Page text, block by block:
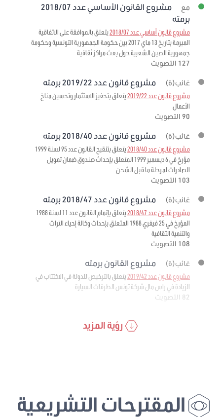
مع
مشروع القانون الأساسي عدد 2018/07
برمته
مشروع قانون أساسي عدد 2018/07
يتعلق بالموافقة على الاتفاقية
المبرمة بتاريخ 13 ماي 2017 بين حكومة الجمهورية التونسية وحكومة
جمهورية الصين الشعبية حول بعث مراكز ثقافية
127 التصويت
غائب(ة) مشروع قانون عدد 2019/22 برمته
مشروع قانون عدد 2019/22
يتعلق بتحفيز الاستثمار وتحسين مناخ
الأعمال
90 التصويت
غائب(ة) مشروع قانون عدد 2018/40 برمته
مشروع قانون عدد 2018/40
يتعلق بتنقيح القانون عدد 95 لسنة 1999
مؤرخ في 6 ديسمبر 1999 المتعلق بإحداث صندوق ضمان تمويل
الصادرات لمرحلة ما قبل الشحن
103 التصويت
غائب(ة) مشروع قانون عدد 2018/47 برمته
مشروع قانون عدد 2018/47
يتعلق بإتمام القانون عدد 11 لسنة 1988
المؤرخ في 25 فيفري 1988 المتعلق بإحداث وكالة إحياء التراث
والتنمية الثقافية
108 التصويت
غائب(ة) مشروع القانون برمته
مشروع قانون عدد 2019/42
يتعلق بالترخيص للدولة في الاكتتاب في
الزيادة في راس مال شركة تونس الطرقات السيارة
82 التصويت
رؤية المزيد
المقترحات التشريعية